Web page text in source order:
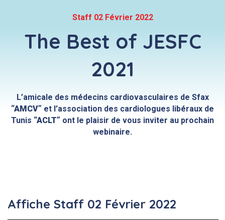
Staff 02 Février 2022
The Best of JESFC
2021
L’amicale des médecins cardiovasculaires de Sfax
“AMCV” et l’association des cardiologues libéraux de
Tunis “ACLT” ont le plaisir de vous inviter au prochain
webinaire.
Affiche Staff 02 Février 2022